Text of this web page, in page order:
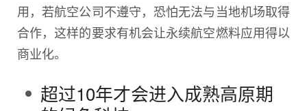
用，若航空公司不遵守，恐怕无法与当地机场取得
合作，这样的要求有机会让永续航空燃料应用得以
商业化。
超过10年才会进入成熟高原期